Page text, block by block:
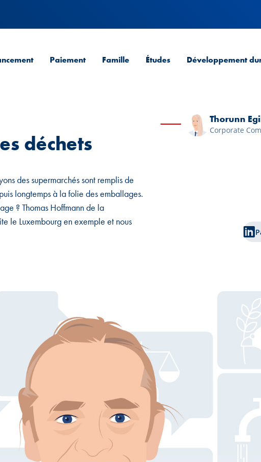
Paiement Famille Études Développement
Thorunn
Corporate
déchets
des supermarchés sont remplis de
longtemps à la folie des emballages.
? Thomas Hoffmann de la
le Luxembourg en exemple et nous